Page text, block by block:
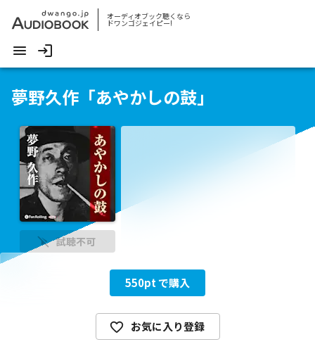
オーディオブック聴くなら
ドワンゴジェイピー!
夢野久作「あやかしの鼓」
試聴不可
550pt で購入
お気に入り登録